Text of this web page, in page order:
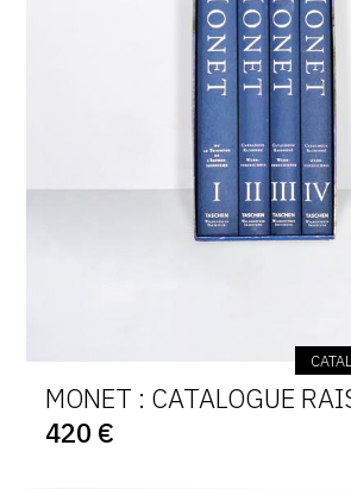
MONET : CATALOGUE
420 €